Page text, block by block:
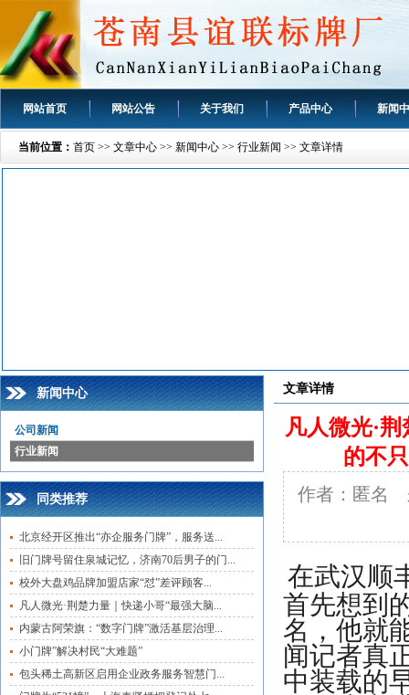
网站首页 网站公告 关于我们 产品中心 新闻
当前位置： 首页 >> 文章中心 >> 新闻中心 >> 行业新闻 >> 文章详情
新闻中心
公司新闻
行业新闻
同类推荐
北京经开区推出“亦企服务门牌”，服务送...
旧门牌号留住泉城记忆，济南70后男子的门...
校外大盘鸡品牌加盟店家“怼”差评顾客...
凡人微光·荆楚力量｜快递小哥“最强大脑...
内蒙古阿荣旗：“数字门牌”激活基层治理...
小门牌”解决村民“大难题”
包头稀土高新区启用企业政务服务智慧门...
文章详情
凡人微光·
的不
作者：匿名
在武汉顺
首先想到
名，他就
闻记者真
中装载的